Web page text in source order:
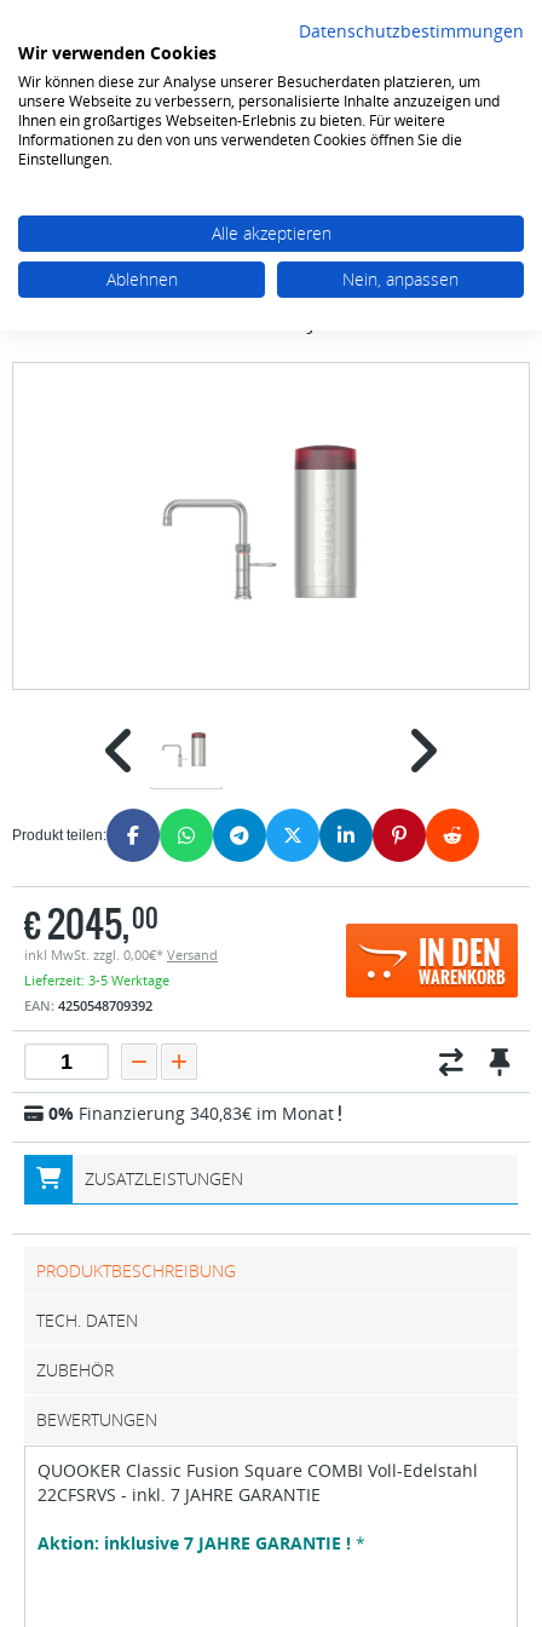
0
Amaturen
QUOOKER Classic Fusion Square COMBI Voll-
Produkt teilen:
IN DEN
WARENKORB
€2045,00
inkl MwSt. zzgl. 0,00€* Versand
Lieferzeit: 3-5 Werktage
EAN: 4250548709392
0% Finanzierung 340,83€ im Monat
ZUSATZLEISTUNGEN
PRODUKTBESCHREIBUNG
TECH. DATEN
ZUBEHÖR
BEWERTUNGEN
QUOOKER Classic Fusion Square COMBI Voll-Edelstahl
22CFSRVS - inkl. 7 JAHRE GARANTIE
Aktion: inklusive 7 JAHRE GARANTIE ! *
Datenschutzbestimmungen
Wir verwenden Cookies
Wir können diese zur Analyse unserer Besucherdaten platzieren, um
unsere Webseite zu verbessern, personalisierte Inhalte anzuzeigen und
Ihnen ein großartiges Webseiten-Erlebnis zu bieten. Für weitere
Informationen zu den von uns verwendeten Cookies öffnen Sie die
Einstellungen.
Alle akzeptieren
Ablehnen
Nein, anpassen